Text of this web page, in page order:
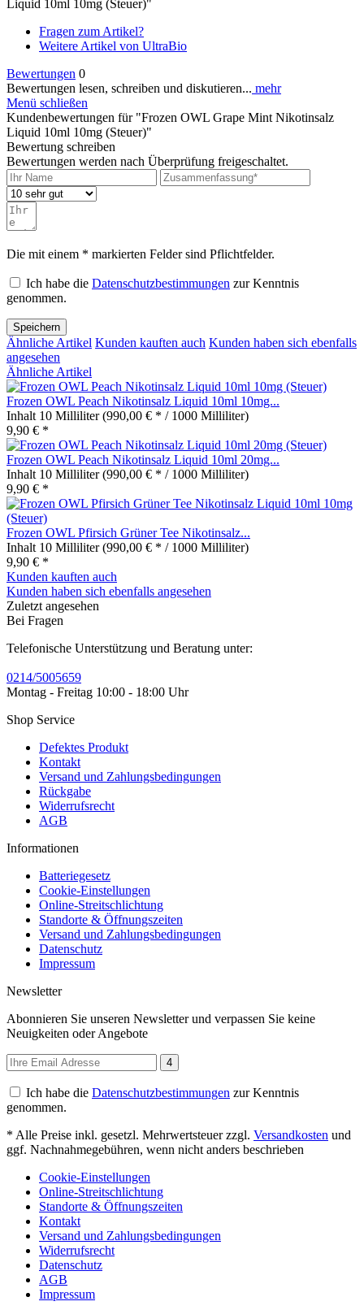
Liquid 10ml 10mg (Steuer)"
Fragen zum Artikel?
Weitere Artikel von UltraBio
Bewertungen 0
Bewertungen lesen, schreiben und diskutieren... mehr
Menü schließen
Kundenbewertungen für "Frozen OWL Grape Mint Nikotinsalz
Liquid 10ml 10mg (Steuer)"
Bewertung schreiben
Bewertungen werden nach Überprüfung freigeschaltet.
Die mit einem * markierten Felder sind Pflichtfelder.
Ich habe die Datenschutzbestimmungen zur Kenntnis
genommen.
Speichern
Ähnliche Artikel Kunden kauften auch Kunden haben sich ebenfalls
angesehen
Ähnliche Artikel
Frozen OWL Peach Nikotinsalz Liquid 10ml 10mg...
Inhalt 10 Milliliter(990,00 € * / 1000 Milliliter)
9,90 € *
Frozen OWL Peach Nikotinsalz Liquid 10ml 20mg...
Inhalt 10 Milliliter(990,00 € * / 1000 Milliliter)
9,90 € *
Frozen OWL Pfirsich Grüner Tee Nikotinsalz...
Inhalt 10 Milliliter(990,00 € * / 1000 Milliliter)
9,90 € *
Kunden kauften auch
Kunden haben sich ebenfalls angesehen
Zuletzt angesehen
Bei Fragen
Telefonische Unterstützung und Beratung unter:
0214/5005659
Montag - Freitag 10:00 - 18:00 Uhr
Shop Service
Defektes Produkt
Kontakt
Versand und Zahlungsbedingungen
Rückgabe
Widerrufsrecht
AGB
Informationen
Batteriegesetz
Cookie-Einstellungen
Online-Streitschlichtung
Standorte & Öffnungszeiten
Versand und Zahlungsbedingungen
Datenschutz
Impressum
Newsletter
Abonnieren Sie unseren Newsletter und verpassen Sie keine
Neuigkeiten oder Angebote
4
Ich habe die Datenschutzbestimmungen zur Kenntnis
genommen.
* Alle Preise inkl. gesetzl. Mehrwertsteuer zzgl. Versandkosten und
ggf. Nachnahmegebühren, wenn nicht anders beschrieben
Cookie-Einstellungen
Online-Streitschlichtung
Standorte & Öffnungszeiten
Kontakt
Versand und Zahlungsbedingungen
Widerrufsrecht
Datenschutz
AGB
Impressum